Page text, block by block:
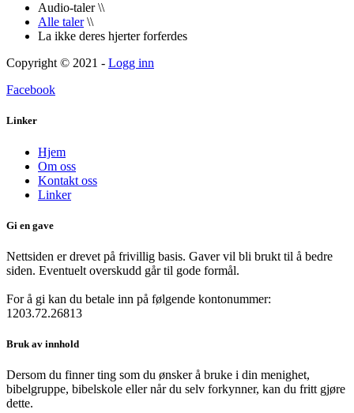
Audio-taler\\
Alle taler \\
La ikke deres hjerter forferdes
Copyright © 2021 - Logg inn
Facebook
Linker
Hjem
Om oss
Kontakt oss
Linker
Gi en gave
Nettsiden er drevet på frivillig basis. Gaver vil bli brukt til å bedre
siden. Eventuelt overskudd går til gode formål.
For å gi kan du betale inn på følgende kontonummer:
1203.72.26813
Bruk av innhold
Dersom du finner ting som du ønsker å bruke i din menighet,
bibelgruppe, bibelskole eller når du selv forkynner, kan du fritt gjøre
dette.